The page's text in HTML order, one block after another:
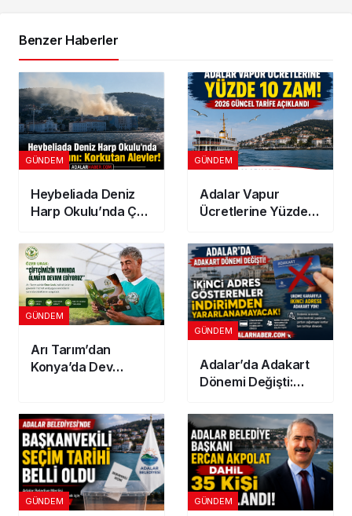
Benzer Haberler
GÜNDEM
Heybeliada Deniz
Harp Okulu’nda Çatı
Alevler!
GÜNDEM
Adalar Vapur
Ücretlerine Yüzde
Güncel Tarife
Açıklandı
GÜNDEM
Arı Tarım’dan
Konya’da Dev
Jeotermal Sera
Kuruluyor
GÜNDEM
Adalar’da Adakart
Dönemi Değişti:
Gösterenler
İndirimden
Yararlanamayacak
GÜNDEM GÜNDEM